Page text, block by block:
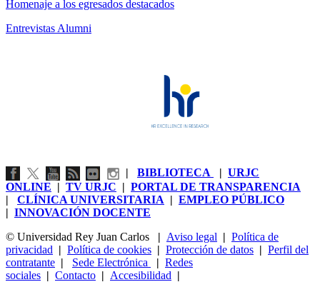
Homenaje a los egresados destacados
Entrevistas Alumni
| BIBLIOTECA | URJC
ONLINE | TV URJC | PORTAL DE TRANSPARENCIA
| CLÍNICA UNIVERSITARIA | EMPLEO PÚBLICO
| INNOVACIÓN DOCENTE
© Universidad Rey Juan Carlos
| Aviso legal | Política de
privacidad | Política de cookies | Protección de datos | Perfil del
contratante | Sede Electrónica | Redes
sociales | Contacto | Accesibilidad |